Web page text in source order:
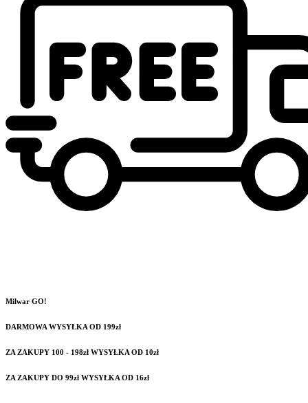
Milwar GO!
DARMOWA WYSYŁKA OD 199zł
ZA ZAKUPY 100 - 198zł WYSYŁKA OD 10zł
ZA ZAKUPY DO 99zł WYSYŁKA OD 16zł